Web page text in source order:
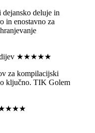
deluje in
in enostavno za
★★★★★
za kompilacijski
ključno. TIK Golem